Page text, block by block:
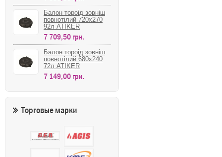
Балон тороід зовніш
повнотілий 720х270
92л ATIKER
7 709,50 грн.
Балон тороід зовніш
повнотілий 680х240
72л ATIKER
7 149,00 грн.
Торговые марки